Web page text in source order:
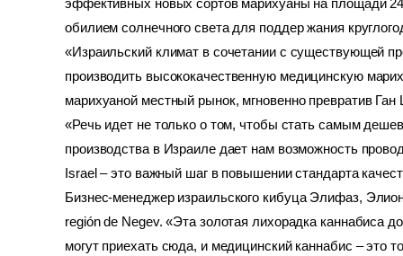
эффективных новых сортов марихуаны на площади
обилием солнечного света для поддер жания
«Израильский климат в сочетании с существующей
производить высококачественную медицинскую
марихуаной местный рынок, мгновенно превратив
«Речь идет не только о том, чтобы стать самым
производства в Израиле дает нам возможность
Israel – это важный шаг в повышении стандарта
Бизнес-менеджер израильского кибуца Элифаз,
región de Negev. «Эта золотая лихорадка каннабиса
могут приехать сюда, и медицинский каннабис – это